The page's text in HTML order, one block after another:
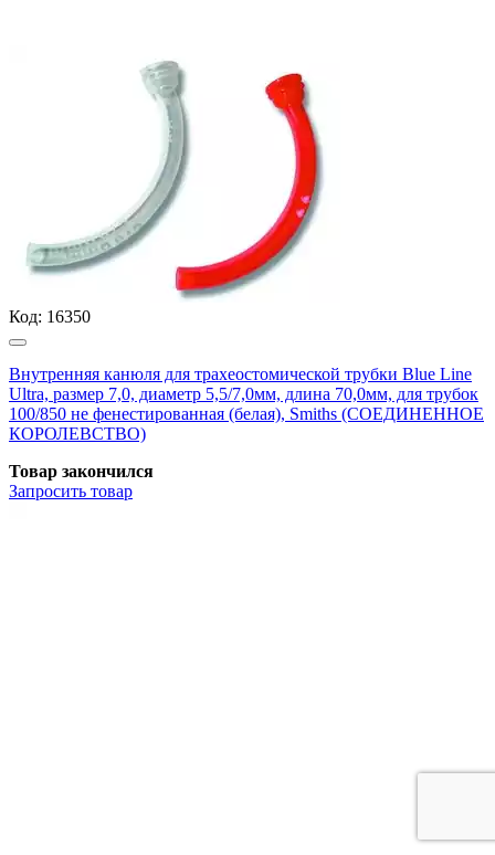
Код: 16350
Внутренняя канюля для трахеостомической трубки Blue Line
Ultra, размер 7,0, диаметр 5,5/7,0мм, длина 70,0мм, для трубок
100/850 не фенестированная (белая), Smiths (СОЕДИНЕННОЕ
КОРОЛЕВСТВО)
Товар закончился
Запросить товар